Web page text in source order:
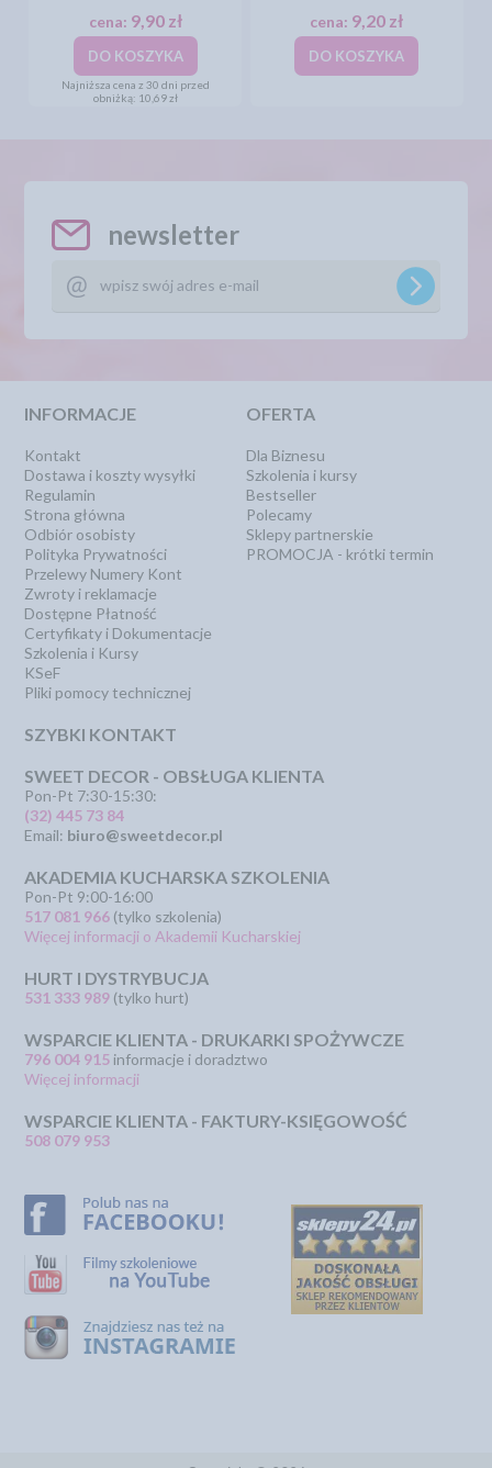
cena: 9,90 zł
DO KOSZYKA
Najniższa cena z 30 dni przed
obniżką: 10,69 zł
cena: 9,20 zł
DO KOSZYKA
newsletter
INFORMACJE
Kontakt
Dostawa i koszty wysyłki
Regulamin
Strona główna
Odbiór osobisty
Polityka Prywatności
Przelewy Numery Kont
Zwroty i reklamacje
Dostępne Płatność
Certyfikaty i Dokumentacje
Szkolenia i Kursy
KSeF
Pliki pomocy technicznej
OFERTA
Dla Biznesu
Szkolenia i kursy
Bestseller
Polecamy
Sklepy partnerskie
PROMOCJA - krótki termin
SZYBKI KONTAKT
SWEET DECOR - OBSŁUGA KLIENTA
Pon-Pt 7:30-15:30:
(32) 445 73 84
Email: biuro@sweetdecor.pl
AKADEMIA KUCHARSKA SZKOLENIA
Pon-Pt 9:00-16:00
517 081 966 (tylko szkolenia)
Więcej informacji o Akademii Kucharskiej
HURT I DYSTRYBUCJA
531 333 989 (tylko hurt)
WSPARCIE KLIENTA - DRUKARKI SPOŻYWCZE
796 004 915 informacje i doradztwo
Więcej informacji
WSPARCIE KLIENTA - FAKTURY-KSIĘGOWOŚĆ
508 079 953